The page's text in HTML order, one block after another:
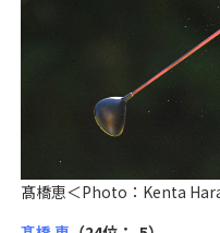
髙橋恵＜Photo：Kenta